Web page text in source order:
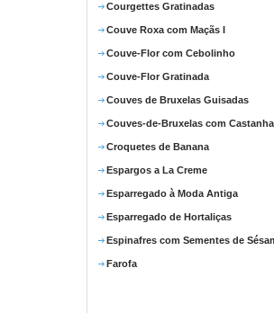
Courgettes Gratinadas
Couve Roxa com Maçãs I
Couve-Flor com Cebolinho
Couve-Flor Gratinada
Couves de Bruxelas Guisadas
Couves-de-Bruxelas com
Croquetes de Banana
Espargos a La Creme
Esparregado à Moda Antiga
Esparregado de Hortaliças
Espinafres com Sementes de
Farofa